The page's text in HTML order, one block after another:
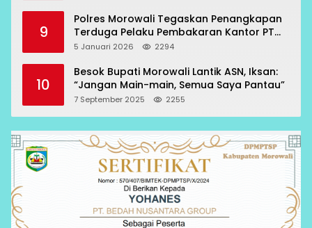
9
Polres Morowali Tegaskan Penangkapan
Terduga Pelaku Pembakaran Kantor PT
RCP Sesuai Prosedur
5 Januari 2026 2294
10
Besok Bupati Morowali Lantik ASN, Iksan:
“Jangan Main-main, Semua Saya Pantau”
7 September 2025 2255